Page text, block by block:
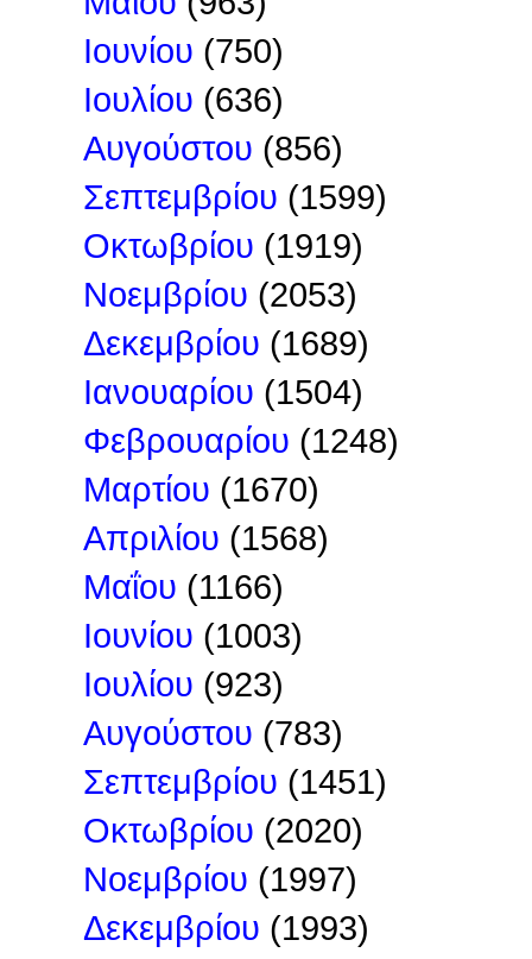
Ιουνίου (750)
Ιουλίου (636)
Αυγούστου (856)
Σεπτεμβρίου (1599)
Οκτωβρίου (1919)
Νοεμβρίου (2053)
Δεκεμβρίου (1689)
Ιανουαρίου (1504)
Φεβρουαρίου (1248)
Μαρτίου (1670)
Απριλίου (1568)
Μαΐου (1166)
Ιουνίου (1003)
Ιουλίου (923)
Αυγούστου (783)
Σεπτεμβρίου (1451)
Οκτωβρίου (2020)
Νοεμβρίου (1997)
Δεκεμβρίου (1993)